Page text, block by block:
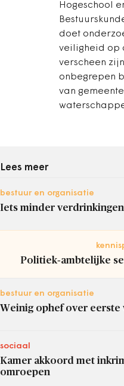
Hogeschool
doet
veiligheid op
verscheen
onbegrepen
van
Lees meer
bestuur en organisatie
Iets minder verdrinkingen
Politiek‑ambtelijke
bestuur en organisatie
Weinig ophef over
sociaal
Kamer akkoord met
omroepen